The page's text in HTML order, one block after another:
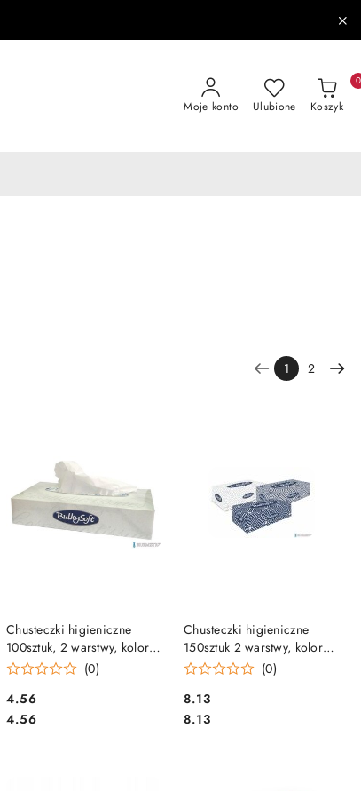
Moje konto Ulubione Koszyk
0
1 2
Chusteczki higieniczne
100sztuk, 2 warstwy, kolor
biały, celuloza, BULKYSOFT
(0)
Cena:
4.56
Cena:
4.56
DO KOSZYKA
Chusteczki higieniczne
150sztuk 2 warstwy, kolor
biały, celuloza, BULKYSOFT
(0)
Cena:
8.13
Cena:
8.13
DO KOSZYKA